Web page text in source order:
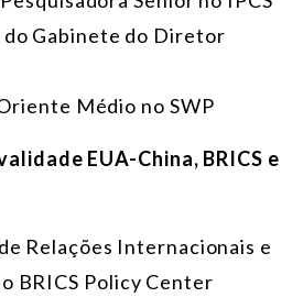
do Gabinete do Diretor
Médio no SWP
EUA-China, BRICS e
Relações Internacionais e
BRICS Policy Center